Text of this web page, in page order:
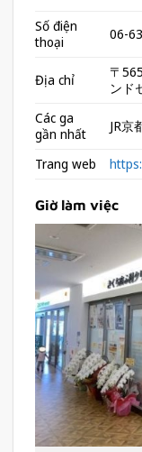
Số điện
thoại
06-
Địa chỉ
〒
ンド
Các ga
gần nhất
JR
Trang web
Giờ làm việc